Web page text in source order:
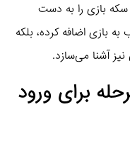
سکه بازی را به دست
بازی اضافه کرده، بلکه
نیز آشنا می‌سازد.
برای ورود